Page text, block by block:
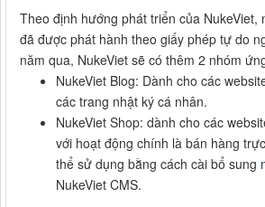
Theo định hướng phát triển của NukeViet,
đã được phát hành theo giấy phép tự do
năm qua, NukeViet sẽ có thêm 2 nhóm
NukeViet Blog: Dành cho các
các trang nhật ký cá nhân.
NukeViet Shop: dành cho các
với hoạt động chính là bán hàng
thể sử dụng bằng cách cài bổ sung
NukeViet CMS.